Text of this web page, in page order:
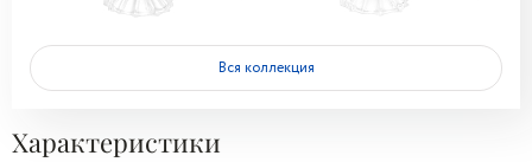
Вся коллекция
Характеристики